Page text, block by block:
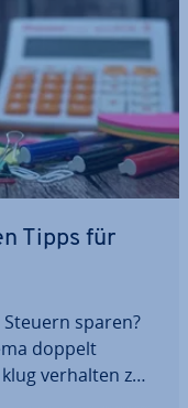
Tipps für
sparen?
doppelt
verhalten zu